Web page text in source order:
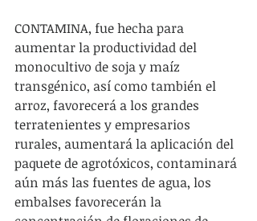
CONTAMINA, fue hecha para
aumentar la productividad del
monocultivo de soja y maíz
transgénico, así como también el
arroz, favorecerá a los grandes
terratenientes y empresarios
rurales, aumentará la aplicación del
paquete de agrotóxicos, contaminará
aún más las fuentes de agua, los
embalses favorecerán la